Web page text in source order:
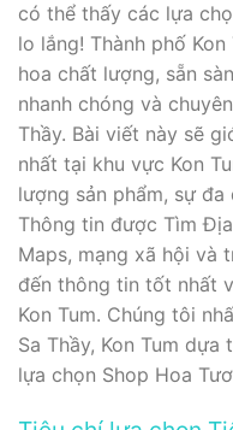
có thể thấy các lựa
lo lắng! Thành phố
hoa chất lượng, sẵn
nhanh chóng và
Thầy. Bài viết này sẽ
nhất tại khu vực Kon
lượng sản phẩm, sự
Thông tin được Tìm
Maps, mạng xã hội và
đến thông tin tốt nhất
Kon Tum. Chúng tôi
Sa Thầy, Kon Tum
lựa chọn Shop Hoa